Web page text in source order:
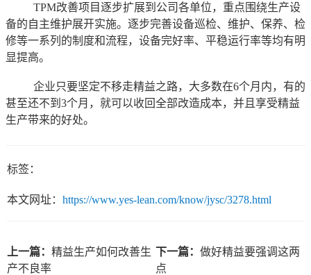
TPM改善项目逐步扩展到公司各单位，重点围绕生产设
备的自主维护展开实施。逐步完善设备巡检、维护、保养、检
修等一系列的制度和流程，设备完好率、平稳运行率等均有明
显提高。
企业只要坚定不移走精益之路，大多数在6个月内，有的
甚至还不到3个月，就可以收回全部改造成本，并且享受精益
生产带来的好处。
标签：
本文网址： https://www.yes-lean.com/know/jysc/3278.html
上一篇： 精益生产如何改善生
产不良率
下一篇： 做好精益要强调这两
点